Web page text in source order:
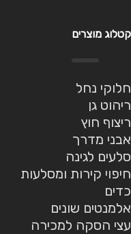
קטלוג מוצרים
חלוקי נחל
ריהוט גן
ריצוף חוץ
אבני מדרך
סלעים לגינה
חיפוי קירות ומסלעות
כדים
אלמנטים שונים
עצי הסקה למכירה